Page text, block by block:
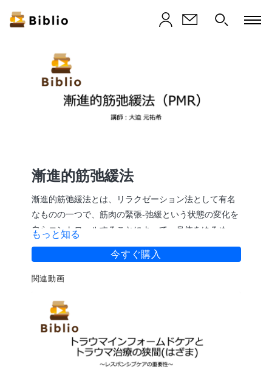
漸進的筋弛緩法
漸進的筋弛緩法とは、リラクゼーション法として有名
なものの一つで、筋肉の緊張-弛緩という状態の変化を
自らコントロールすることによって、身体をゆるめる
ところから心をゆるめることにつなげます。
もっと知る
今すぐ購入
関連動画